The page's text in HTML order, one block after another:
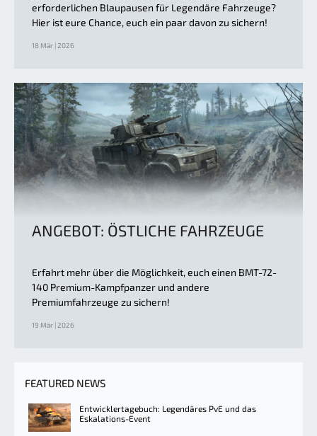
erforderlichen Blaupausen für Legendäre Fahrzeuge?
Hier ist eure Chance, euch ein paar davon zu sichern!
18 Mär | 2026
ANGEBOT: ÖSTLICHE FAHRZEUGE
Erfahrt mehr über die Möglichkeit, euch einen BMT-72-
140 Premium-Kampfpanzer und andere
Premiumfahrzeuge zu sichern!
19 Mär | 2026
FEATURED NEWS
Entwicklertagebuch: Legendäres PvE und das
Eskalations-Event